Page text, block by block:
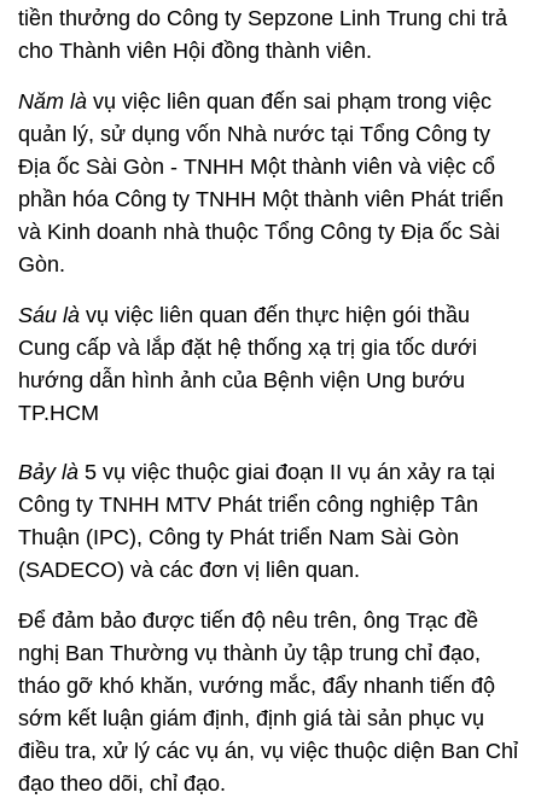
tiền thưởng do Công ty Sepzone Linh Trung chi trả
cho Thành viên Hội đồng thành viên.
Năm là vụ việc liên quan đến sai phạm trong việc
quản lý, sử dụng vốn Nhà nước tại Tổng Công ty
Địa ốc Sài Gòn - TNHH Một thành viên và việc cổ
phần hóa Công ty TNHH Một thành viên Phát triển
và Kinh doanh nhà thuộc Tổng Công ty Địa ốc Sài
Gòn.
Sáu là vụ việc liên quan đến thực hiện gói thầu
Cung cấp và lắp đặt hệ thống xạ trị gia tốc dưới
hướng dẫn hình ảnh của Bệnh viện Ung bướu
TP.HCM
Bảy là 5 vụ việc thuộc giai đoạn II vụ án xảy ra tại
Công ty TNHH MTV Phát triển công nghiệp Tân
Thuận (IPC), Công ty Phát triển Nam Sài Gòn
(SADECO) và các đơn vị liên quan.
Để đảm bảo được tiến độ nêu trên, ông Trạc đề
nghị Ban Thường vụ thành ủy tập trung chỉ đạo,
tháo gỡ khó khăn, vướng mắc, đẩy nhanh tiến độ
sớm kết luận giám định, định giá tài sản phục vụ
điều tra, xử lý các vụ án, vụ việc thuộc diện Ban Chỉ
đạo theo dõi, chỉ đạo.